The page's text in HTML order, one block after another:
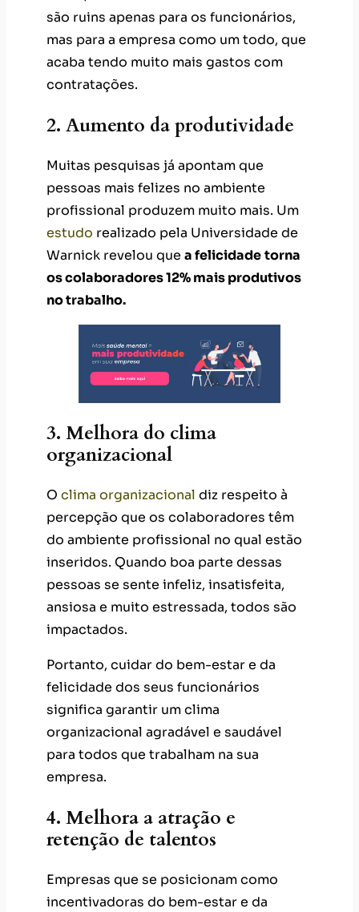
são ruins apenas para os funcionários,
mas para a empresa como um todo, que
acaba tendo muito mais gastos com
contratações.
2. Aumento da produtividade
Muitas pesquisas já apontam que
pessoas mais felizes no ambiente
profissional produzem muito mais. Um
estudo realizado pela Universidade de
Warnick revelou que a felicidadetorna
os colaboradores 12% mais produtivos
no trabalho.
3. Melhora do clima
organizacional
O clima organizacional diz respeito à
percepção que os colaboradores têm
do ambiente profissional no qual estão
inseridos. Quando boa parte dessas
pessoas se sente infeliz, insatisfeita,
ansiosa e muito estressada, todos são
impactados.
Portanto, cuidar do bem-estar e da
felicidade dos seus funcionários
significa garantir um clima
organizacional agradável e saudável
para todos que trabalham na sua
empresa.
4. Melhora a atração e
retenção de talentos
Empresas que se posicionam como
incentivadoras do bem-estar e da